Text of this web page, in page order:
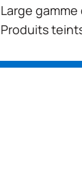
Large
Produits